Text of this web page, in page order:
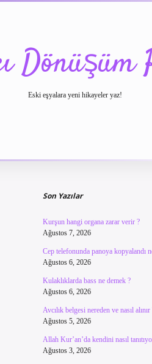
Dönüşüm
Eski eşyalara yeni hikayeler yaz!
Son Yazılar
Kurşun hangi organa zarar verir ?
Ağustos 7, 2026
Cep telefonunda panoya kopyalandı
Ağustos 6, 2026
Kulaklıklarda bass ne demek ?
Ağustos 6, 2026
Avcılık belgesi nereden ve nasıl alınır
Ağustos 5, 2026
Allah Kur’an’da kendini nasıl
Ağustos 3, 2026